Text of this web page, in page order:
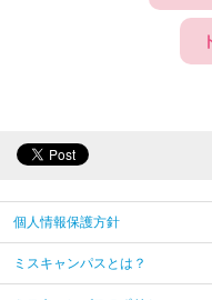
個人情報保護方針
ミスキャンパスとは？